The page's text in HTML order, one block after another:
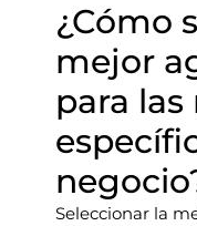
¿Cómo
mejor
para las
Seleccionar la